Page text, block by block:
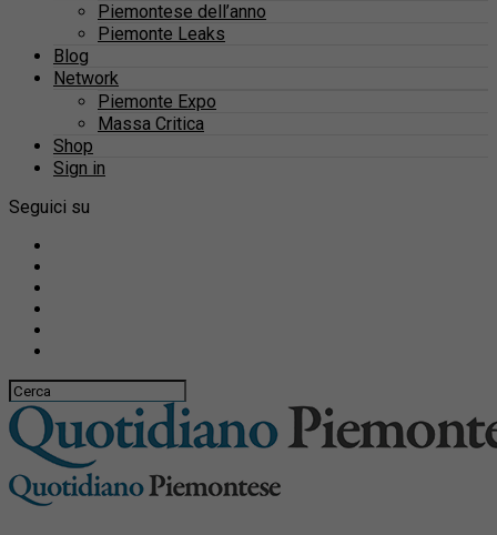
Piemontese dell’anno
Piemonte Leaks
Blog
Network
Piemonte Expo
Massa Critica
Shop
Sign in
Seguici su